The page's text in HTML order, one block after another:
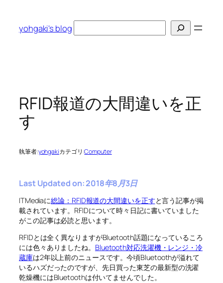
yohgaki's blog
索
RFID報道の大間違いを正
す
執筆者:yohgakiカテゴリ:Computer
Last Updated on: 2018年8月3日
ITMediaに総論：RFID報道の大間違いを正すと言う記事が掲
載されています。RFIDについて時々日記に書いていました
がこの記事は必読と思います。
RFIDとは全く異なりますがBluetooth話題になっているころ
には色々ありましたね。 Bluetooth対応洗濯機・レンジ・冷
蔵庫は2年以上前のニュースです。今頃Bluetoothが溢れて
いるハズだったのですが、先日買った東芝の最新型の洗濯
乾燥機にはBluetoothは付いてませんでした。